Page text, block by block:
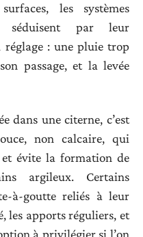
les systèmes
par leur
: une pluie trop
passage, et la levée
dans une citerne, c’est
non calcaire, qui
évite la formation de
argileux. Certains
à-goutte reliés à leur
les apports réguliers, et
à privilégier si l’on